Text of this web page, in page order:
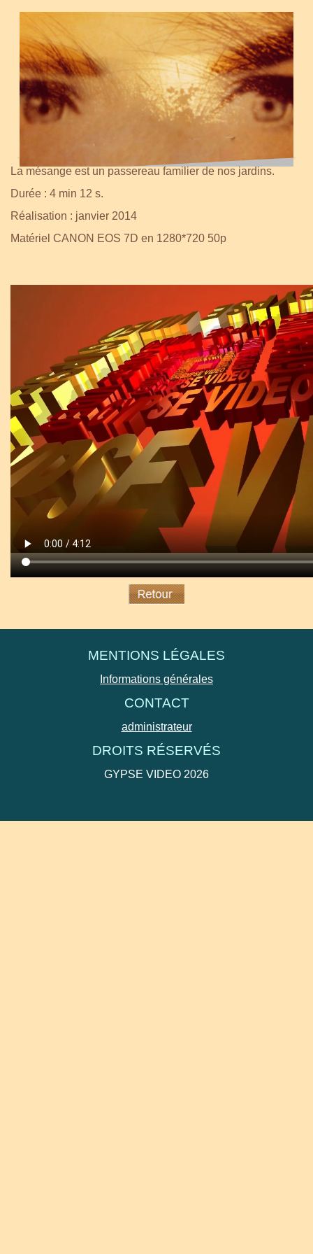
La mésange est un passereau familier de nos jardins.
Durée : 4 min 12 s.
Réalisation : janvier 2014
Matériel CANON EOS 7D en 1280*720 50p
MENTIONS LÉGALES
Informations générales
CONTACT
administrateur
DROITS RÉSERVÉS
GYPSE VIDEO 2026